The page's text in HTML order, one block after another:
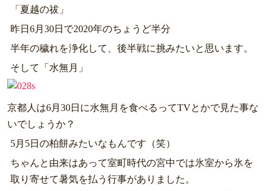
「夏越の祓」
昨日6月30日で2020年のちょうど半分
半年の穢れを浄化して、後半戦に挑みたいと思います。
そして「水無月」
京都人は6月30日に水無月を食べるってTVとかで見た事な
いでしょうか？
5月5日の柏餅みたいなもんです（笑）
ちゃんと由来はあって室町時代の宮中では氷室から氷を
取り寄せて暑気を払う行事がありました。